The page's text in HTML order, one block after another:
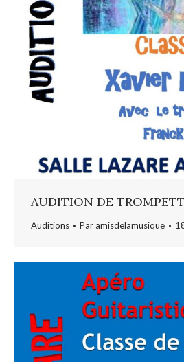
AUDITION DE
Auditions Paramisdelamusique